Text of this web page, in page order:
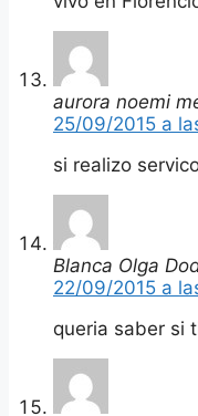
aurora noemi
25/09/2015 a
si realizo
Blanca Olga
22/09/2015 a
queria saber si